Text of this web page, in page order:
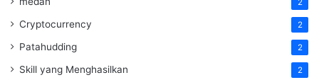
2
Cryptocurrency 2
Patahudding 2
Skill yang Menghasilkan 2